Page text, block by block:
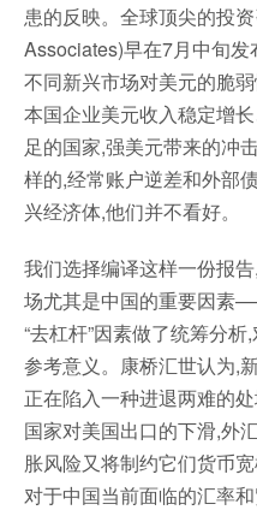
患的反映。全球顶尖的投
Associates)早在7月中旬
不同新兴市场对美元的脆
本国企业美元收入稳定增
足的国家,强美元带来的冲
样的,经常账户逆差和外部
兴经济体,他们并不看好。
我们选择编译这样一份报
场尤其是中国的重要因素
“去杠杆”因素做了统筹分
参考意义。康桥汇世认为,
正在陷入一种进退两难的
国家对美国出口的下滑,外
胀风险又将制约它们货币
对于中国当前面临的汇率